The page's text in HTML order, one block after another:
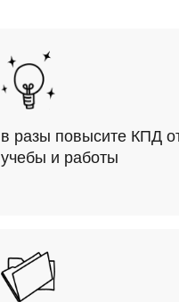
в разы повысите КПД
учебы и работы